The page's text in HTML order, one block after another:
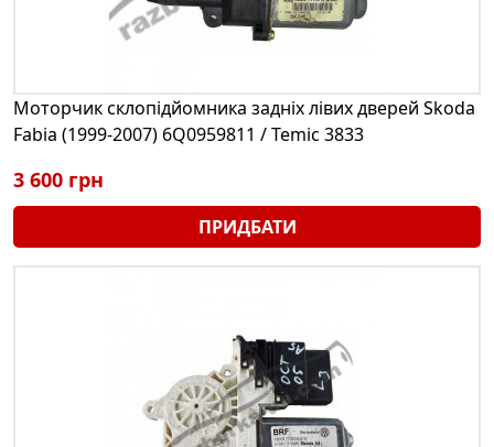
Моторчик склопідйомника задніх лівих дверей Skoda
Fabia (1999-2007) 6Q0959811 / Temic 3833
3 600 грн
ПРИДБАТИ